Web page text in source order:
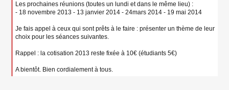
Les prochaines réunions (toutes un lundi et dans le même lieu) :
- 18 novembre 2013 - 13 janvier 2014 - 24mars 2014 - 19 mai 2014
Je fais appel à ceux qui sont prêts à le faire : présenter un thème de leur
choix pour les séances suivantes.
Rappel : la cotisation 2013 reste fixée à 10€ (étudiants 5€)
A bientôt. Bien cordialement à tous.